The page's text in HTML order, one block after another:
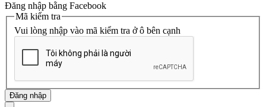
Đăng nhập bằng Facebook
Mã kiểm tra
Vui lòng nhập vào mã kiểm tra ở ô bên cạnh